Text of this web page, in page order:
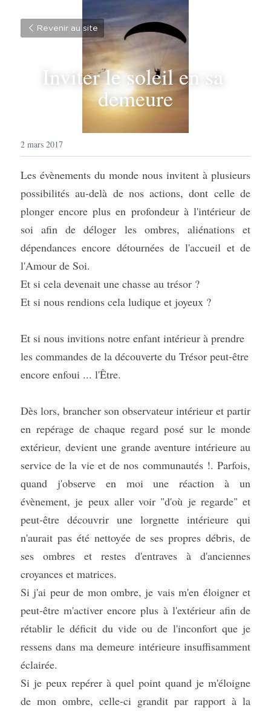
Revenir au site
Inviter le soleil en sa
demeure
2 mars 2017
Les évènements du monde nous invitent à plusieurs
possibilités au-delà de nos actions, dont celle de
plonger encore plus en profondeur à l'intérieur de
soi afin de déloger les ombres, aliénations et
dépendances encore détournées de l'accueil et de
l'Amour de Soi.
Et si cela devenait une chasse au trésor ?
Et si nous rendions cela ludique et joyeux ?
Et si nous invitions notre enfant intérieur à prendre
les commandes de la découverte du Trésor peut-être
encore enfoui ... l'Être.
Dès lors, brancher son observateur intérieur et partir
en repérage de chaque regard posé sur le monde
extérieur, devient une grande aventure intérieure au
service de la vie et de nos communautés !. Parfois,
quand j'observe en moi une réaction à un
évènement, je peux aller voir "d'où je regarde" et
peut-être découvrir une lorgnette intérieure qui
n'aurait pas été nettoyée de ses propres débris, de
ses ombres et restes d'entraves à d'anciennes
croyances et matrices.
Si j'ai peur de mon ombre, je vais m'en éloigner et
peut-être m'activer encore plus à l'extérieur afin de
rétablir le déficit du vide ou de l'inconfort que je
ressens dans ma demeure intérieure insuffisamment
éclairée.
Si je peux repérer à quel point quand je m'éloigne
de mon ombre, celle-ci grandit par rapport à la